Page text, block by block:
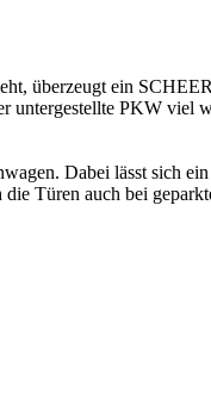
überzeugt ein
untergestellte PKW viel
Dabei lässt sich
Türen auch bei